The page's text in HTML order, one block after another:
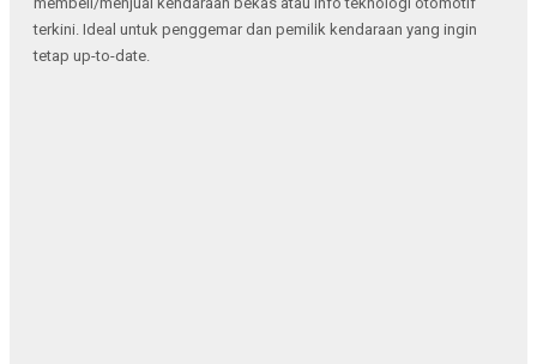
terkini. Ideal untuk penggemar dan pemilik kendaraan yang ingin
tetap up-to-date.